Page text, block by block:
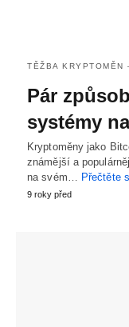
TĚŽBA
Pár
systémy
Kryptoměny jako
známější a
na svém… Přečtěte
9 roky před